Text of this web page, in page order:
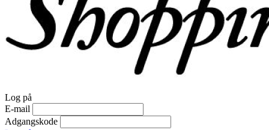
Log på
E-mail
Adgangskode